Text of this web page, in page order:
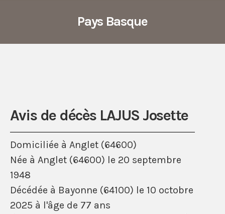
Pays Basque
Avis de décès LAJUS Josette
Domiciliée à Anglet (64600)
Née à Anglet (64600) le 20 septembre
1948
Décédée à Bayonne (64100) le 10 octobre
2025 à l'âge de 77 ans